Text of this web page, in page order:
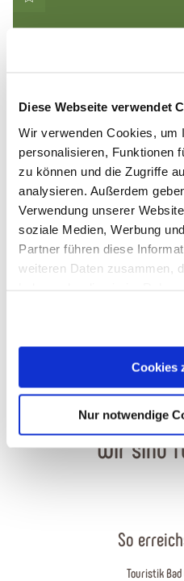
Diese Webseite verwendet
Wir verwenden Cookies, um
personalisieren, Funktionen
zu können und die Zugriffe
analysieren. Außerdem
Verwendung unserer
soziale Medien, Werbung
Partner führen diese
weiteren Daten zusammen,
Cookies, wenn Sie unsere
Cookies
Nur notwendige
Spielplatz Oberwies
Oberwies
Wir sind
So
Touristik Bad